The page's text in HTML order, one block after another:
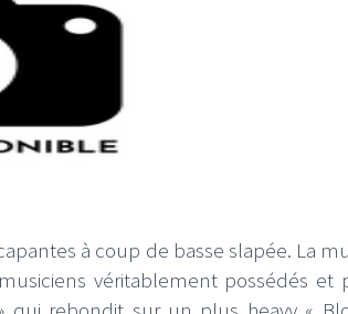
à coup de basse slapée. La
véritablement possédés et